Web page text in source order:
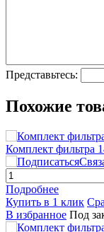
Представьтесь:
Похожие
Комплект фильтра
Подробнее
Купить в 1 клик
В избранное Под